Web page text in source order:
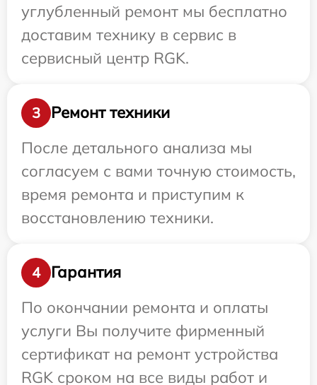
углубленный ремонт мы бесплатно
доставим технику в сервис в
сервисный центр RGK.
3
Ремонт техники
После детального анализа мы
согласуем с вами точную стоимость,
время ремонта и приступим к
восстановлению техники.
4
Гарантия
По окончании ремонта и оплаты
услуги Вы получите фирменный
сертификат на ремонт устройства
RGK сроком на все виды работ и